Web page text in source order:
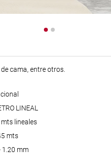
cama, entre otros.
LINEAL
lineales
mts
1.20 mm